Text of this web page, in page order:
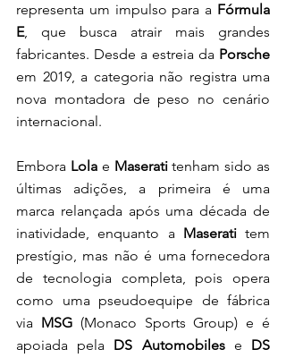
representa um impulso para a Fórmula
E, que busca atrair mais grandes
fabricantes. Desde a estreia da Porsche
em 2019, a categoria não registra uma
nova montadora de peso no cenário
internacional.
Embora Lola e Maserati tenham sido as
últimas adições, a primeira é uma
marca relançada após uma década de
inatividade, enquanto a Maserati tem
prestígio, mas não é uma fornecedora
de tecnologia completa, pois opera
como uma pseudoequipe de fábrica
via MSG (Monaco Sports Group) e é
apoiada pela DS Automobiles e DS